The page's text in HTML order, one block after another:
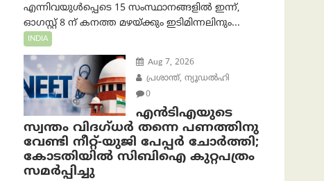
എന്നിവയുൾപ്പെടെ 15 സംസ്ഥാനങ്ങളിൽ ഇന്ന്,
ഓഗസ്റ്റ് 8 ന് കനത്ത മഴയ്ക്കും ഇടിമിന്നലിനും...
INDIA
Aug 7, 2026
പ്രശാന്ത്, ന്യൂഡല്‍ഹി
0
എൻ‌ടി‌എയുടെ
സ്വന്തം വിദഗ്ധർ തന്നെ പണത്തിനു
വേണ്ടി നീറ്റ്-യു‌ജി പേപ്പർ ചോർത്തി;
കോടതിയില്‍ സിബിഐ കുറ്റപത്രം
സമര്‍പ്പിച്ചു